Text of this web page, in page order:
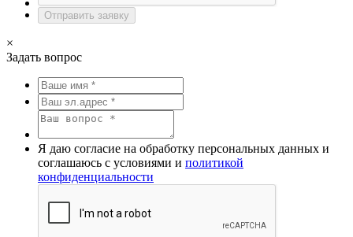
Отправить заявку
×
Задать вопрос
Я даю согласие на обработку персональных данных и
соглашаюсь с условиями и политикой
конфиденциальности